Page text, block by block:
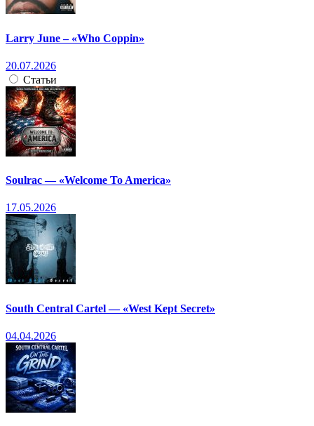
Larry June – «Who Coppin»
20.07.2026
Статьи
Soulrac — «Welcome To America»
17.05.2026
South Central Cartel — «West Kept Secret»
04.04.2026